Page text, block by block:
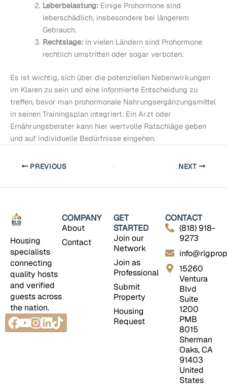
Leberbelastung:Einige Prohormone sind
leberschädlich, insbesondere bei längerem
Gebrauch.
Rechtslage:In vielen Ländern sind Prohormone
rechtlich umstritten oder sogar verboten.
Es ist wichtig, sich über die potenziellen Nebenwirkungen
im Klaren zu sein und eine informierte Entscheidung zu
treffen, bevor man prohormonale Nahrungsergänzungsmittel
in seinen Trainingsplan integriert. Ein Arzt oder
Ernährungsberater kann hier wertvolle Ratschläge geben
und auf individuelle Bedürfnisse eingehen.
PREVIOUS NEXT
Housing
specialists
connecting
quality hosts
and verified
guests across
the nation.
Facebook
Youtube
Instagram
Linkedin
Tiktok
COMPANY
About
Contact
GET
STARTED
Join our
Network
Join as
Professional
Submit
Property
Housing
Request
CONTACT
(818) 918-
9273
15260
Ventura
Blvd
Suite
1200
PMB
8015
Sherman
Oaks, CA
91403
United
States